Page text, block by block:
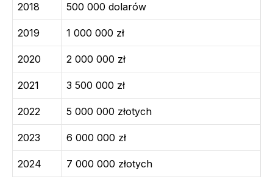
2018 500 000 dolarów
2019 1 000 000 zł
2020 2 000 000 zł
2021 3 500 000 zł
2022 5 000 000 złotych
2023 6 000 000 zł
2024 7 000 000 złotych